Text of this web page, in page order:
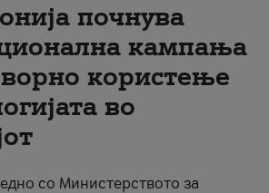
почнува
кампања
користење
во
со Министерството за